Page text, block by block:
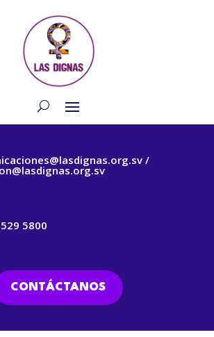
/
5800
CONTÁCTANOS